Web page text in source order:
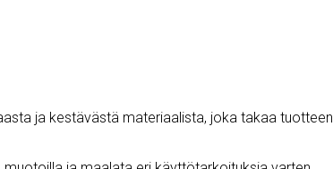
ja kestävästä materiaalista, joka takaa tuotteen